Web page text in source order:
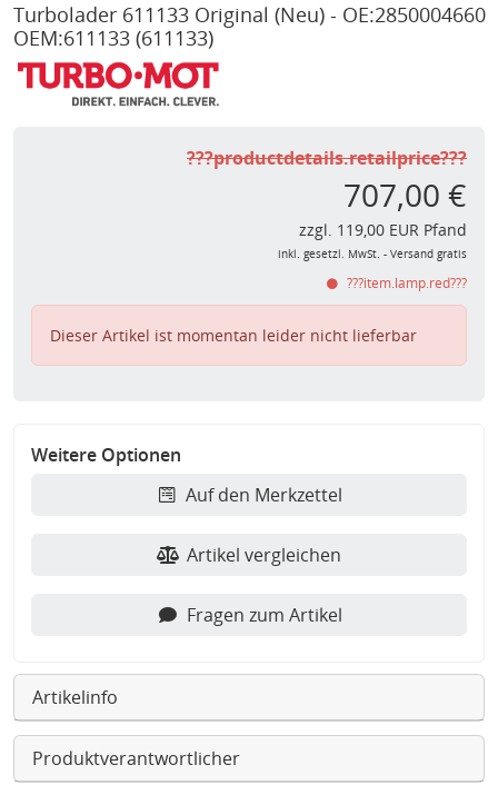
Turbolader 611133 Original (Neu) - OE:2850004660
OEM:611133 (611133)
???productdetails.retailprice???
707,00 €
zzgl. 119,00 EUR Pfand
inkl. gesetzl. MwSt. - Versand gratis
???item.lamp.red???
Dieser Artikel ist momentan leider nicht lieferbar
Weitere Optionen
Auf den Merkzettel
Artikel vergleichen
Fragen zum Artikel
Artikelinfo
Produktverantwortlicher